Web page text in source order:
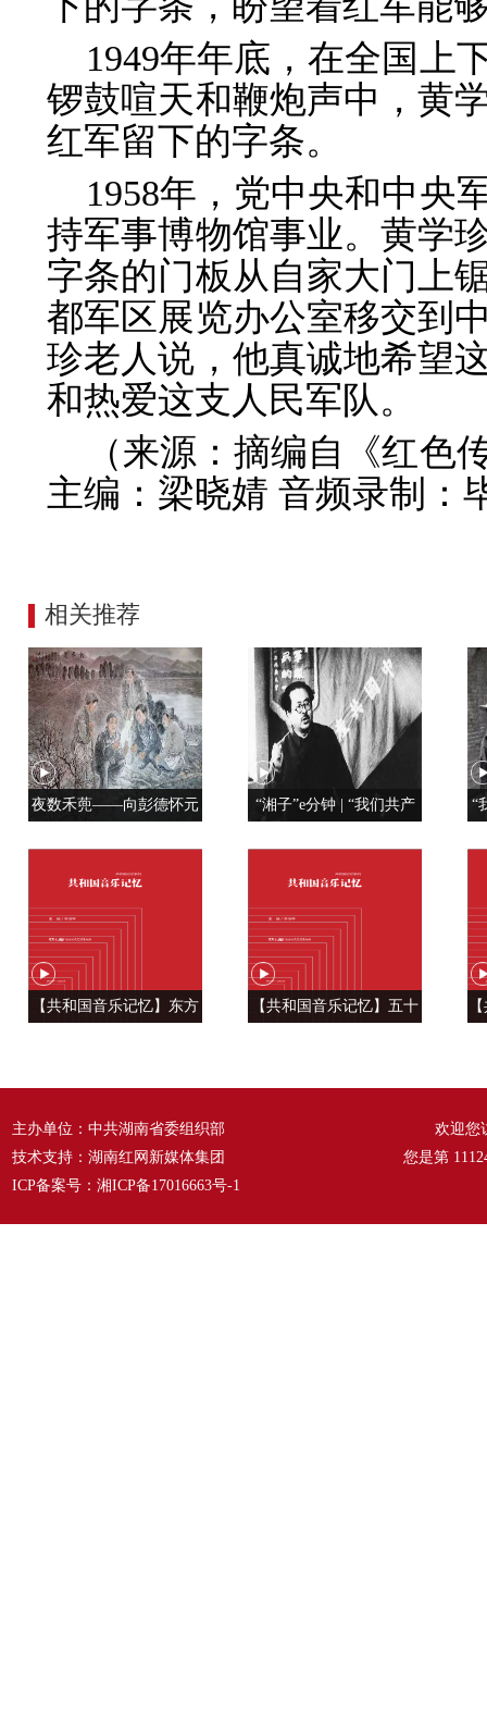
1949年年底，在全国上
锣鼓喧天和鞭炮声中，黄
红军留下的字条。
1958年，党中央和中央
持军事博物馆事业。黄学
字条的门板从自家大门上
都军区展览办公室移交到
珍老人说，他真诚地希望
和热爱这支人民军队。
（来源：摘编自《红色
主编：梁晓婧 音频录制：
相关推荐
夜数禾蔸——向彭德怀元
“湘子”e分钟 | “我们共产
“
【共和国音乐记忆】东方
【共和国音乐记忆】五十
主办单位：中共湖南省委组织部
技术支持：湖南红网新媒体集团
ICP备案号： 湘ICP备17016663号-1
欢迎您
您是第